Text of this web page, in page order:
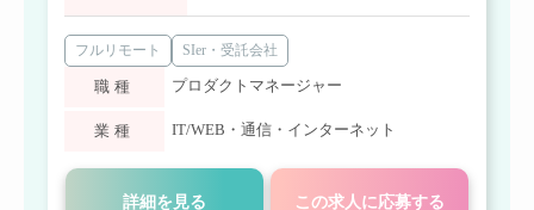
フルリモート SIer・受託会社
職種 プロダクトマネージャー
業種 IT/WEB・通信・インターネット
詳細を見る この求人に応募する